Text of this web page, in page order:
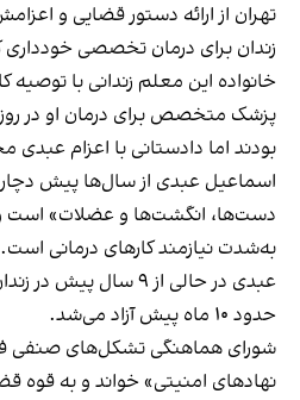
تهران از ارائه دستور قضایی و
زندان برای درمان تخصصی
خانواده این معلم زندانی با توصیه
‌بودند اما دادستانی با اعزام عبدی
اسماعيل عبدى از سال‌ها پیش
دست‌ها، انگشت‌ها و عضلات» است و
به‌شدت نیازمند کارهای درمانی است.
عبدی در حالی از ۹ سال
حدود ۱۰ ماه پیش آزاد می‌شد.
شورای هماهنگی تشکل‌های صنفی
نهادهای امنیتی» خواند و به قوه